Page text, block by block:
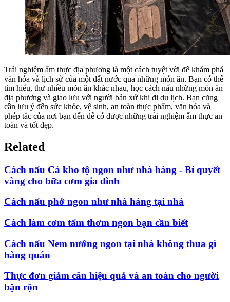
Trải nghiệm ẩm thực địa phương là một cách tuyệt vời để khám phá
văn hóa và lịch sử của một đất nước qua những món ăn. Bạn có thể
tìm hiểu, thử nhiều món ăn khác nhau, học cách nấu những món ăn
địa phương và giao lưu với người bản xứ khi đi du lịch. Bạn cũng
cần lưu ý đến sức khỏe, vệ sinh, an toàn thực phẩm, văn hóa và
phép tắc của nơi bạn đến để có được những trải nghiệm ẩm thực an
toàn và tốt đẹp.
Related
Cách nấu Cá kho tộ ngon như nhà hàng - Bí quyết
vàng cho bữa cơm gia đình
Cách nấu phở ngon như nhà hàng tại nhà
Cách làm cơm tấm thơm ngon bạn cần biết
Cách nấu Nem nướng ngon tại nhà không thua gì
hàng quán
Thực đơn giảm cân hiệu quả và an toàn cho người
bận rộn